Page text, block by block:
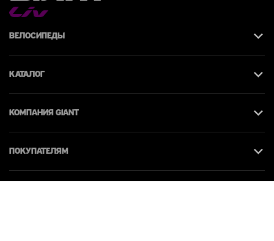
Велосипеды
Каталог
КОМПАНИЯ giant
Покупателям